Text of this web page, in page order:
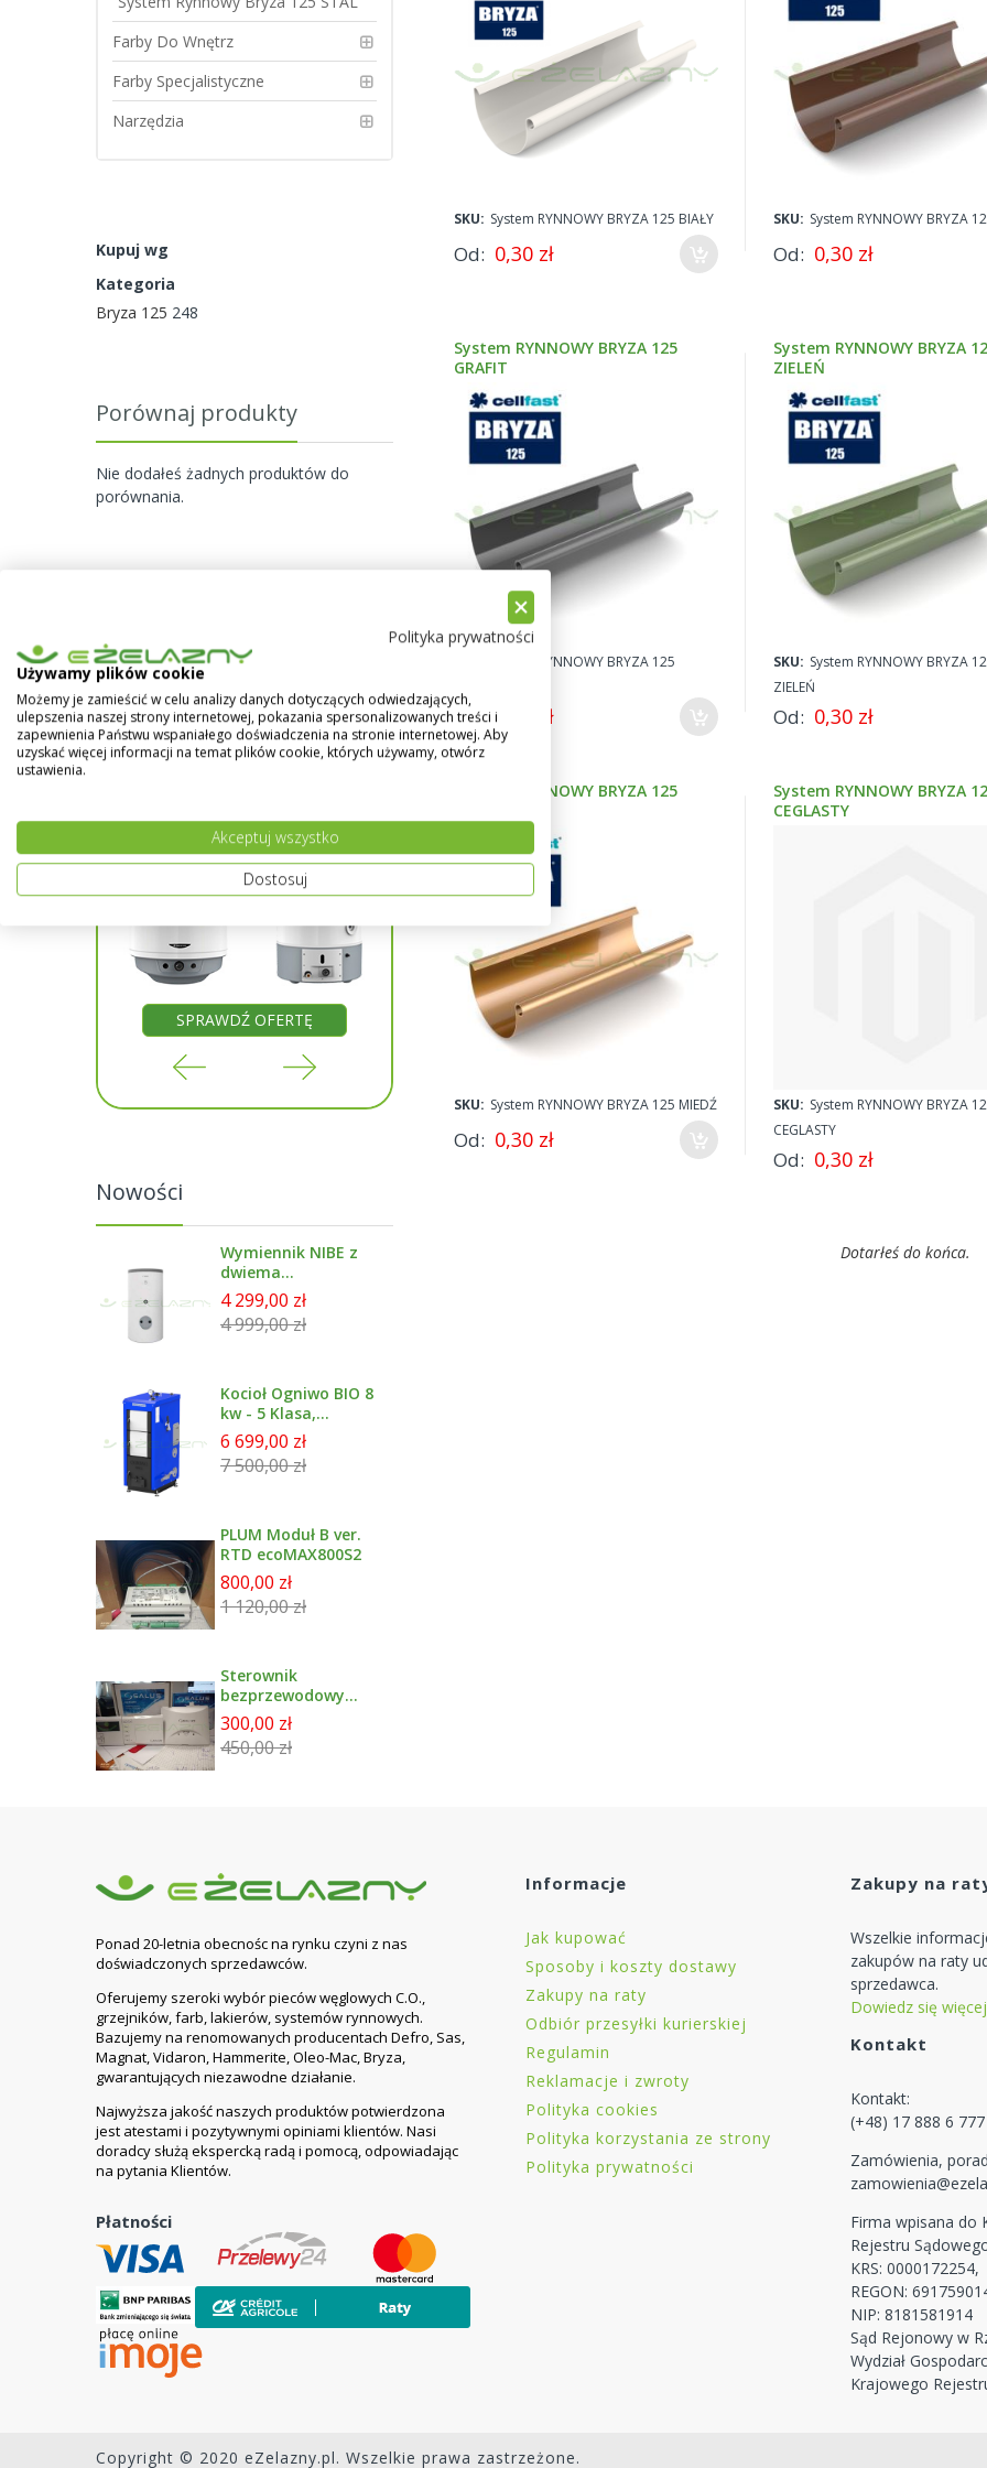
Zapoznaj się z pełną ofertą systemów rynnowych Bryza.
SKU: System RYNNOWY BRYZA 125 BIAŁY
Od 0,30 zł
SKU: System RYNNOWY BRYZA
Od 0,30 zł
System RYNNOWY BRYZA 125
GRAFIT
System RYNNOWY BRYZA 125
Od 0,30 zł
System RYNNOWY BRYZA
ZIELEŃ
SKU: System RYNNOWY BRYZA
ZIELEŃ
Od 0,30 zł
System RYNNOWY BRYZA 125
SKU: System RYNNOWY BRYZA 125 MIEDŹ
Od 0,30 zł
System RYNNOWY BRYZA
CEGLASTY
SKU: System RYNNOWY BRYZA
CEGLASTY
Od 0,30 zł
Dotarłeś do końca.
Farby Do Wnętrz
Farby Specjalistyczne
Narzędzia
Kupuj wg
Kategoria
Bryza 125 248
Porównaj produkty
Nie dodałeś żadnych produktów do
porównania.
SPRAWDŹ OFERTĘ SPRAWDŹ OFERTĘ
Nowości
Wymiennik NIBE z
dwiema
wężownicami
emailowany 300 l -
BA-ST 9030-2FE
4 299,00 zł
4 999,00 zł
Kocioł Ogniwo BIO 8
kw - 5 Klasa,
Ecodesign
6 699,00 zł
7 500,00 zł
PLUM Moduł B ver.
RTD ecoMAX800S2
800,00 zł
1 120,00 zł
Sterownik
bezprzewodowy
tygodniowy
091FLWBC SALUS +
Moduł rxwbc605
300,00 zł
450,00 zł
Ponad 20-letnia obecnośc na rynku czyni z nas
doświadczonych sprzedawców.
Oferujemy szeroki wybór pieców węglowych C.O.,
grzejników, farb, lakierów, systemów rynnowych.
Bazujemy na renomowanych producentach Defro, Sas,
Magnat, Vidaron, Hammerite, Oleo-Mac, Bryza,
gwarantujących niezawodne działanie.
Najwyższa jakość naszych produktów potwierdzona
jest atestami i pozytywnymi opiniami klientów. Nasi
doradcy służą ekspercką radą i pomocą, odpowiadając
na pytania Klientów.
Płatności
Informacje
Jak kupować
Sposoby i koszty dostawy
Zakupy na raty
Odbiór przesyłki kurierskiej
Regulamin
Reklamacje i zwroty
Polityka cookies
Polityka korzystania ze strony
Polityka prywatności
Zakupy na
Wszelkie
zakupów na raty
sprzedawca.
Dowiedz się
Kontakt
Kontakt:
(+48) 17 888 6 777
Zamówienia,
Firma wpisana do
Rejestru
KRS: 0000172254,
REGON:
NIP: 8181581914
Sąd Rejonowy w
Wydział
Krajowego
Copyright © 2020 eZelazny.pl. Wszelkie prawa zastrzeżone.
Polityka prywatności
Używamy plików cookie
Możemy je zamieścić w celu analizy danych dotyczących odwiedzających,
ulepszenia naszej strony internetowej, pokazania spersonalizowanych treści i
zapewnienia Państwu wspaniałego doświadczenia na stronie internetowej. Aby
uzyskać więcej informacji na temat plików cookie, których używamy, otwórz
ustawienia.
Akceptuj wszystko
Dostosuj